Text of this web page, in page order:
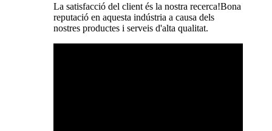
La satisfacció del client és la nostra recerca!Bona
reputació en aquesta indústria a causa dels
nostres productes i serveis d'alta qualitat.